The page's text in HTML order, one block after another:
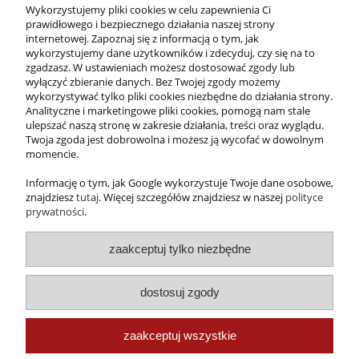
NIP: 7811010444
REGON: 630352731
Zdobywca tytułu
Gepardy Biznesu
2016
Wykorzystujemy pliki cookies w celu zapewnienia Ci
prawidłowego i bezpiecznego działania naszej strony
internetowej. Zapoznaj się z informacją o tym, jak
wykorzystujemy dane użytkowników i zdecyduj, czy się na to
zgadzasz. W ustawieniach możesz dostosować zgody lub
wyłączyć zbieranie danych. Bez Twojej zgody możemy
wykorzystywać tylko pliki cookies niezbędne do działania strony.
Analityczne i marketingowe pliki cookies, pomogą nam stale
ulepszać naszą stronę w zakresie działania, treści oraz wyglądu.
Twoja zgoda jest dobrowolna i możesz ją wycofać w dowolnym
momencie.
Informację o tym, jak Google wykorzystuje Twoje dane osobowe,
znajdziesztutaj. Więcej szczegółów znajdziesz w naszej polityce
prywatności.
zaakceptuj tylko niezbędne
dostosuj zgody
zaakceptuj wszystkie